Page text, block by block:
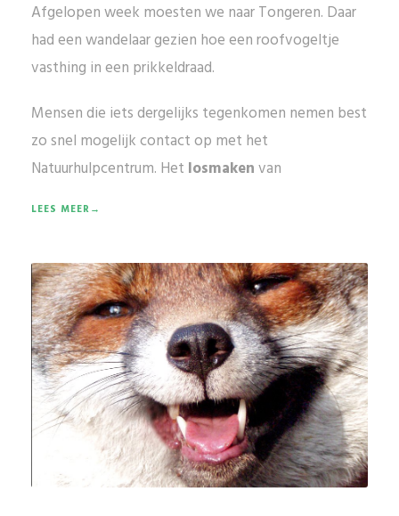
Afgelopen week moesten we naar Tongeren. Daar
had een wandelaar gezien hoe een roofvogeltje
vasthing in een prikkeldraad.
Mensen die iets dergelijks tegenkomen nemen best
zo snel mogelijk contact op met het
Natuurhulpcentrum. Het losmakenvan
LEES MEER→